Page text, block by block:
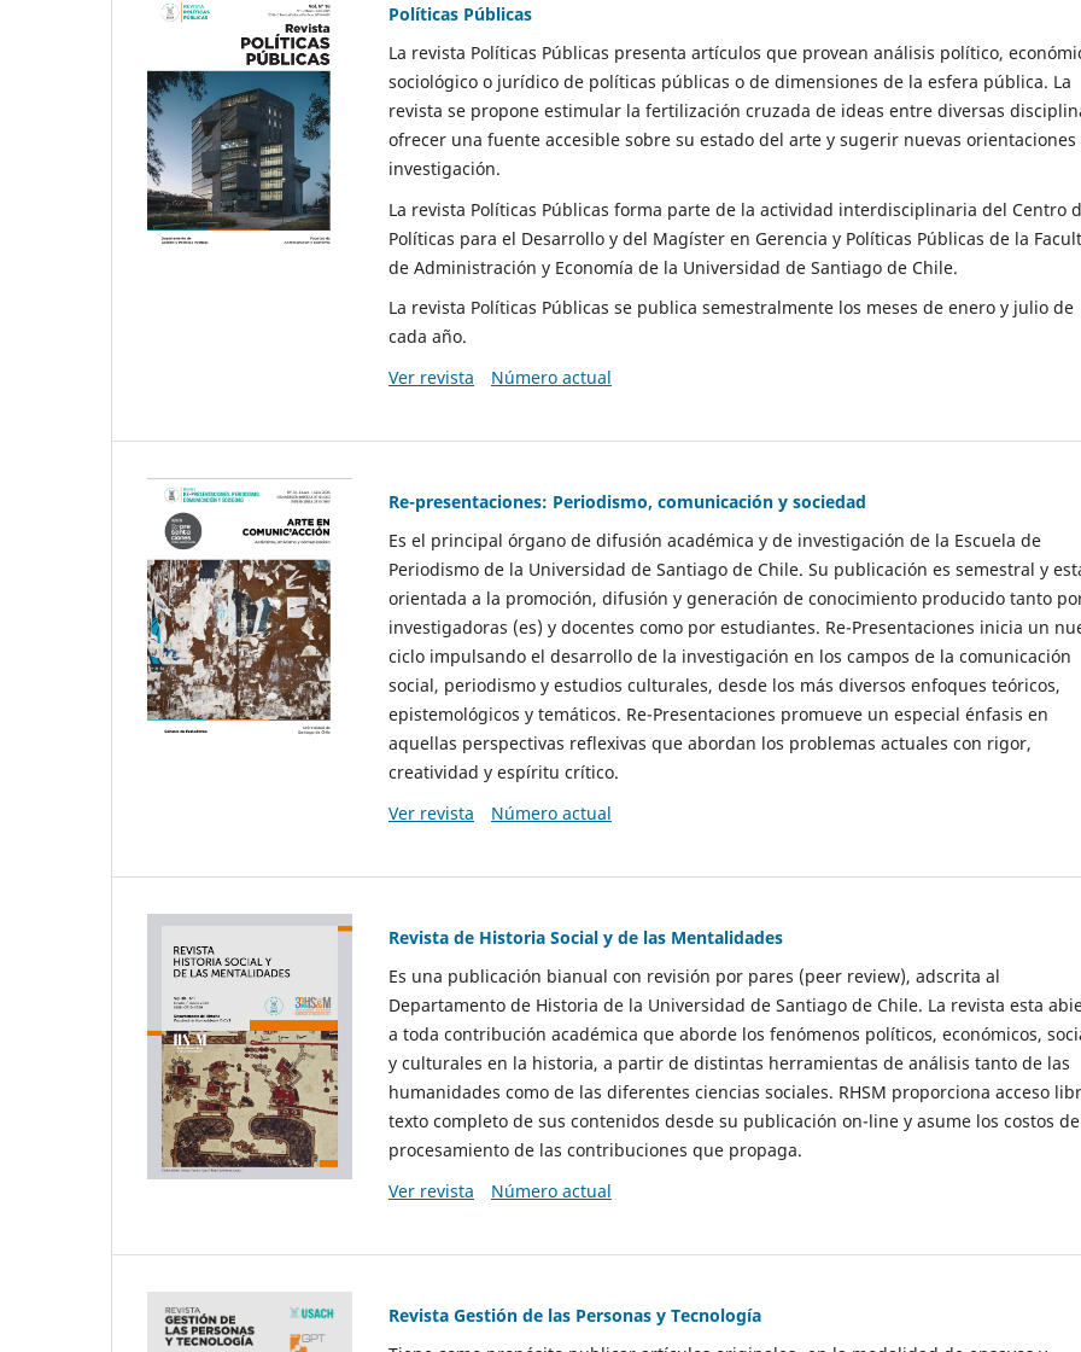
Políticas Públicas
La revista Políticas Públicas presenta artículos que provean análisis político,
sociológico o jurídico de políticas públicas o de dimensiones de la esfera pública. La
revista se propone estimular la fertilización cruzada de ideas entre diversas
ofrecer una fuente accesible sobre su estado del arte y sugerir nuevas orientaciones
investigación.
La revista Políticas Públicas forma parte de la actividad interdisciplinaria del Centro
Políticas para el Desarrollo y del Magíster en Gerencia y Políticas Públicas de la
de Administración y Economía de la Universidad de Santiago de Chile.
La revista Políticas Públicas se publica semestralmente los meses de enero y julio de
cada año.
Ver revista
Número actual
Re-presentaciones: Periodismo, comunicación y sociedad
Es el principal órgano de difusión académica y de investigación de la Escuela de
Periodismo de la Universidad de Santiago de Chile. Su publicación es semestral y
orientada a la promoción, difusión y generación de conocimiento producido tanto
investigadoras (es) y docentes como por estudiantes. Re-Presentaciones inicia un
ciclo impulsando el desarrollo de la investigación en los campos de la comunicación
social, periodismo y estudios culturales, desde los más diversos enfoques teóricos,
epistemológicos y temáticos. Re-Presentaciones promueve un especial énfasis en
aquellas perspectivas reflexivas que abordan los problemas actuales con rigor,
creatividad y espíritu crítico.
Ver revista
Número actual
Revista de Historia Social y de las Mentalidades
Es una publicación bianual con revisión por pares (peer review), adscrita al
Departamento de Historia de la Universidad de Santiago de Chile. La revista esta
a toda contribución académica que aborde los fenómenos políticos, económicos,
y culturales en la historia, a partir de distintas herramientas de análisis tanto de las
humanidades como de las diferentes ciencias sociales. RHSM proporciona acceso
texto completo de sus contenidos desde su publicación on-line y asume los costos de
procesamiento de las contribuciones que propaga.
Ver revista
Número actual
Revista Gestión de las Personas y Tecnología